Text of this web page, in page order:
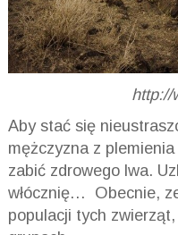
http://
Aby stać się
mężczyzna z
zabić zdrowego lwa.
włócznię… Obecnie,
populacji tych